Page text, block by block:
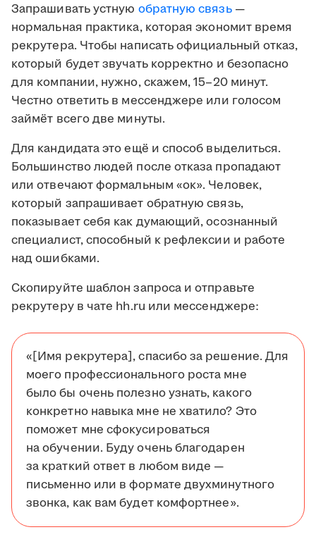
Запрашивать устную обратную связь—
нормальная практика, которая экономит время
рекрутера. Чтобы написать официальный отказ,
который будет звучать корректно и безопасно
для компании, нужно, скажем, 15–20 минут.
Честно ответить в мессенджере или голосом
займёт всего две минуты.
Для кандидата это ещё и способ выделиться.
Большинство людей после отказа пропадают
или отвечают формальным «ок». Человек,
который запрашивает обратную связь,
показывает себя как думающий, осознанный
специалист, способный к рефлексии и работе
над ошибками.
Скопируйте шаблон запроса и отправьте
рекрутеру в чате hh.ru или мессенджере:
«[Имя рекрутера], спасибо за решение. Для
моего профессионального роста мне
было бы очень полезно узнать, какого
конкретно навыка мне не хватило? Это
поможет мне сфокусироваться
на обучении. Буду очень благодарен
за краткий ответ в любом виде —
письменно или в формате двухминутного
звонка, как вам будет комфортнее».